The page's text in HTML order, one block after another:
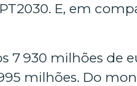
E, em
7 930 milhões de
milhões. Do